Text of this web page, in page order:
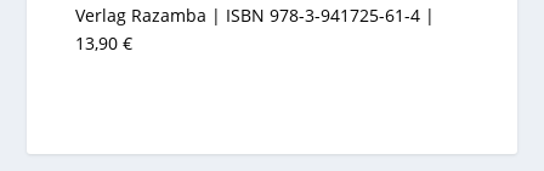
Verlag Razamba | ISBN 978-3-941725-61-4 |
13,90 €